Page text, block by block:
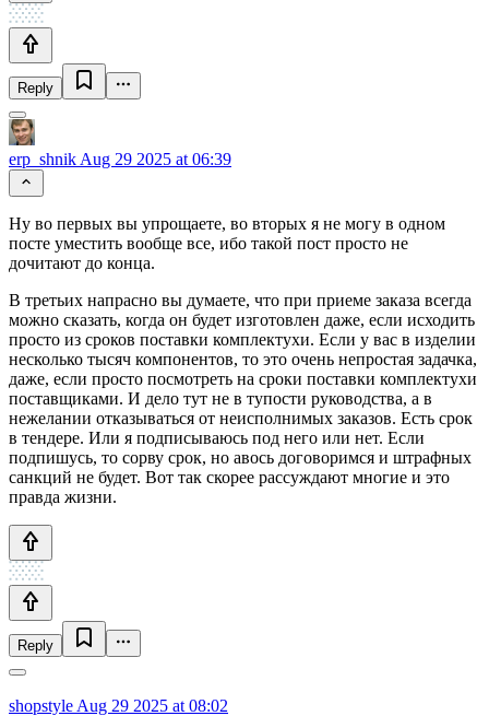
Reply
erp_shnik Aug 29 2025 at 06:39
Ну во первых вы упрощаете, во вторых я не могу в одном
посте уместить вообще все, ибо такой пост просто не
дочитают до конца.
В третьих напрасно вы думаете, что при приеме заказа всегда
можно сказать, когда он будет изготовлен даже, если исходить
просто из сроков поставки комплектухи. Если у вас в изделии
несколько тысяч компонентов, то это очень непростая задачка,
даже, если просто посмотреть на сроки поставки комплектухи
поставщиками. И дело тут не в тупости руководства, а в
нежелании отказываться от неисполнимых заказов. Есть срок
в тендере. Или я подписываюсь под него или нет. Если
подпишусь, то сорву срок, но авось договоримся и штрафных
санкций не будет. Вот так скорее рассуждают многие и это
правда жизни.
Reply
shopstyle Aug 29 2025 at 08:02